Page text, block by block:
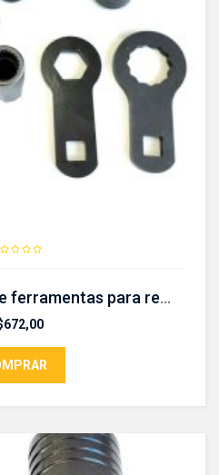
CR 645 – Conjunto de ferramentas para remoção e substituição dos retentores do diferencial
672,00